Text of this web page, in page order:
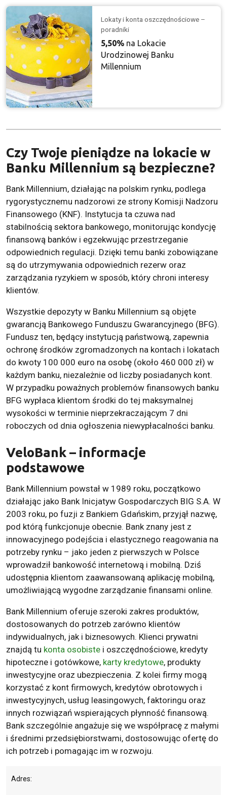
Lokaty i konta oszczędnościowe –
poradniki
5,50% na Lokacie
Urodzinowej Banku
Millennium
Czy Twoje pieniądze na lokacie w
Banku Millennium są bezpieczne?
Bank Millennium, działając na polskim rynku, podlega
rygorystycznemu nadzorowi ze strony Komisji Nadzoru
Finansowego (KNF). Instytucja ta czuwa nad
stabilnością sektora bankowego, monitorując kondycję
finansową banków i egzekwując przestrzeganie
odpowiednich regulacji. Dzięki temu banki zobowiązane
są do utrzymywania odpowiednich rezerw oraz
zarządzania ryzykiem w sposób, który chroni interesy
klientów.
Wszystkie depozyty w Banku Millennium są objęte
gwarancją Bankowego Funduszu Gwarancyjnego (BFG).
Fundusz ten, będący instytucją państwową, zapewnia
ochronę środków zgromadzonych na kontach i lokatach
do kwoty 100 000 euro na osobę (około 460 000 zł) w
każdym banku, niezależnie od liczby posiadanych kont.
W przypadku poważnych problemów finansowych banku
BFG wypłaca klientom środki do tej maksymalnej
wysokości w terminie nieprzekraczającym 7 dni
roboczych od dnia ogłoszenia niewypłacalności banku.
VeloBank – informacje
podstawowe
Bank Millennium powstał w 1989 roku, początkowo
działając jako Bank Inicjatyw Gospodarczych BIG S.A. W
2003 roku, po fuzji z Bankiem Gdańskim, przyjął nazwę,
pod którą funkcjonuje obecnie. Bank znany jest z
innowacyjnego podejścia i elastycznego reagowania na
potrzeby rynku – jako jeden z pierwszych w Polsce
wprowadził bankowość internetową i mobilną. Dziś
udostępnia klientom zaawansowaną aplikację mobilną,
umożliwiającą wygodne zarządzanie finansami online.
Bank Millennium oferuje szeroki zakres produktów,
dostosowanych do potrzeb zarówno klientów
indywidualnych, jak i biznesowych. Klienci prywatni
znajdą tu konta osobiste i oszczędnościowe, kredyty
hipoteczne i gotówkowe, karty kredytowe, produkty
inwestycyjne oraz ubezpieczenia. Z kolei firmy mogą
korzystać z kont firmowych, kredytów obrotowych i
inwestycyjnych, usług leasingowych, faktoringu oraz
innych rozwiązań wspierających płynność finansową.
Bank szczególnie angażuje się we współpracę z małymi
i średnimi przedsiębiorstwami, dostosowując ofertę do
ich potrzeb i pomagając im w rozwoju.
Adres: